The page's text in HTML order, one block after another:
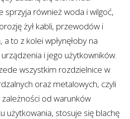
sprzyja również woda i wilgoć,
żył kabli, przewodów i
to z kolei wpłynęłoby na
i jego użytkowników.
wszystkim rozdzielnice w
oraz metalowych, czyli
od warunków
użytkowania, stosuje się blachę